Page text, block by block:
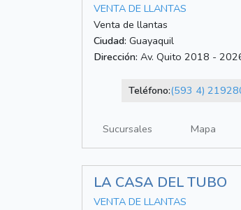
VENTA DE LLANTAS
Venta de llantas
Ciudad: Guayaquil
Dirección: Av. Quito 2018 -
Teléfono:(593 4)
Sucursales Mapa
LA CASA DEL TUBO
VENTA DE LLANTAS